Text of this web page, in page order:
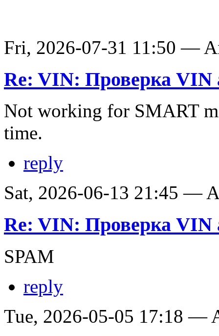
Fri, 2026-07-31 11:50 —
Re: VIN: Проверка VIN
Not working for SMART
time.
reply
Sat, 2026-06-13 21:45 —
Re: VIN: Проверка VIN
SPAM
reply
Tue, 2026-05-05 17:18 —